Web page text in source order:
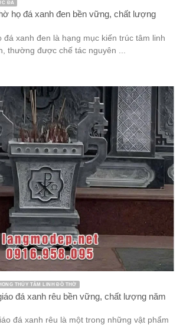
ĐÁ
họ đá xanh đen bền vững, chất lượng
đá xanh đen là hạng mục kiến trúc tâm linh
thường được chế tác nguyên ...
THỦY TÂM LINH ĐỒ THỜ
đá xanh rêu bền vững, chất lượng năm
đá xanh rêu là một trong những vật phẩm